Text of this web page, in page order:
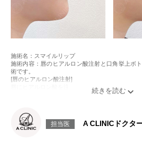
施術名：スマイルリップ
施術内容：唇のヒアルロン酸注射と口角挙上ボ
術です。
[唇のヒアルロン酸注射]
唇にヒアルロン酸を注入し、ボリュームやバラン
施術時間：約15～20分程
リスク、副作用：腫れ、赤み、内出血、痛み、
担当医 A CLINICドクタ